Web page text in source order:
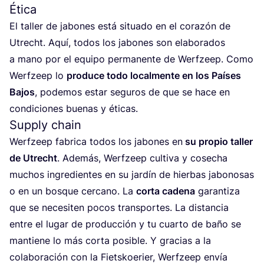
Ética
El taller de jabo­nes está situa­do en el cora­zón de
Utrecht. Aquí, todos los jabo­nes son ela­bo­ra­dos
a mano por el equi­po per­ma­nen­te de Werf­zeep. Como
Werf­zeep lo pro­du­ce todo local­men­te en los Paí­ses
Bajos, pode­mos estar segu­ros de que se hace en
con­di­cio­nes bue­nas y éticas.
Supply chain
Werf­zeep fabri­ca todos los jabo­nes en su pro­pio taller
de Utrecht. Ade­más, Werf­zeep cul­ti­va y cose­cha
muchos ingre­dien­tes en su jar­dín de hier­bas jabo­no­sas
o en un bos­que cer­cano. La cor­ta cade­na garan­ti­za
que se nece­si­ten pocos trans­por­tes. La dis­tan­cia
entre el lugar de pro­duc­ción y tu cuar­to de baño se
man­tie­ne lo más cor­ta posi­ble. Y gra­cias a la
cola­bo­ra­ción con la Fiets­koe­rier, Werf­zeep envía